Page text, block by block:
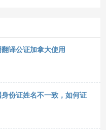
译公证加拿大使用
份证姓名不一致，如何证